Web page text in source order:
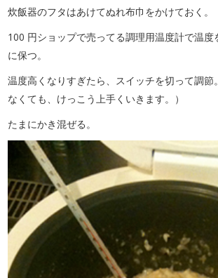
炊飯器のフタはあけてぬれ布巾をかけておく。
100 円ショップで売ってる調理用温度計で温
に保つ。
温度高くなりすぎたら、スイッチを切って調節
なくても、けっこう上手くいきます。）
たまにかき混ぜる。